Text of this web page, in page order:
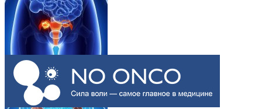
Выделения при раке шейки матки
30.07.2015 Рак шейки матки